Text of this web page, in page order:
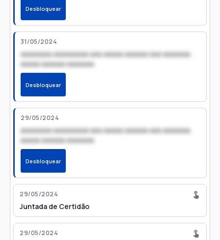
Desbloquear
31/05/2024
xxxxxxxx xxxxxxxxx xxx xxxxx xxxxxx xxx xxxxxxx
xxxxx xxxxxx xxxxxxx
Desbloquear
29/05/2024
xxxxxxxx xxxxxxxxx xxx xxxxx xxxxxx xxx xxxxxxx
xxxxx xxxxxx xxxxxxx
Desbloquear
29/05/2024
Juntada de Certidão
29/05/2024